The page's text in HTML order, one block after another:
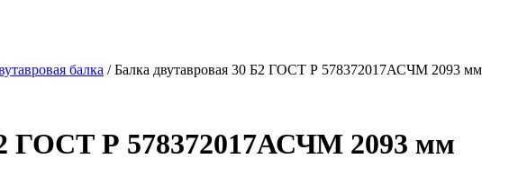
балка / Балка двутавровая 30 Б2 ГОСТ Р 578372017АСЧМ 2093 мм
ГОСТ Р 578372017АСЧМ 2093 мм